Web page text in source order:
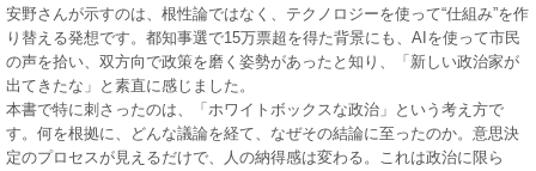
安野さんが示すのは、根性論ではなく、テクノロジーを使って“仕組み”を作
り替える発想です。都知事選で15万票超を得た背景にも、AIを使って市民
の声を拾い、双方向で政策を磨く姿勢があったと知り、「新しい政治家が
出てきたな」と素直に感じました。
本書で特に刺さったのは、「ホワイトボックスな政治」という考え方で
す。何を根拠に、どんな議論を経て、なぜその結論に至ったのか。意思決
定のプロセスが見えるだけで、人の納得感は変わる。これは政治に限ら